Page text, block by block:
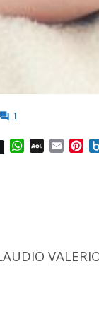
 1
WhatsApp
AOL Email